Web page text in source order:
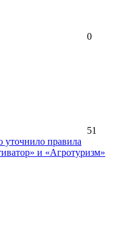
0
51
уточнило правила
и «Агротуризм»